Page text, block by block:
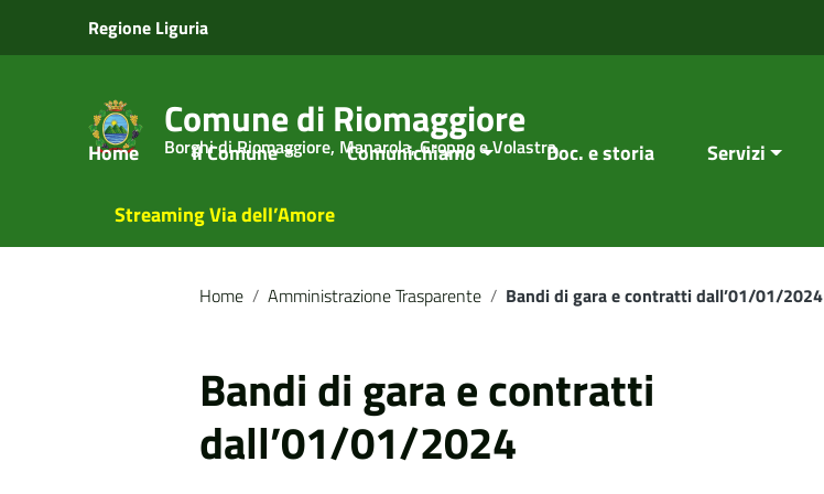
Vai ai contenuti
Vai al menu di navigazione
Regione Liguria
Comune di Riomaggiore
Borghi di Riomaggiore, Manarola, Groppo e Volastra
Home Il Comune Comunichiamo Doc. e storia Servizi
Streaming Via dell’Amore
Home / Amministrazione Trasparente / Bandi di gara e contratti dall’01/01/2024
Bandi di gara e contratti
dall’01/01/2024